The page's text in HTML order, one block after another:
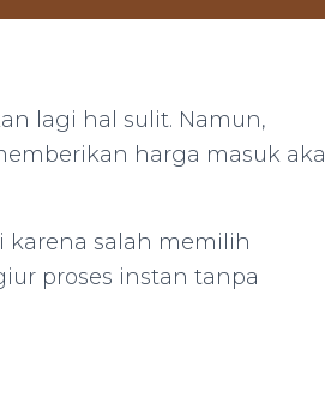
lagi hal sulit. Namun,
harga masuk akal
karena salah memilih
proses instan tanpa